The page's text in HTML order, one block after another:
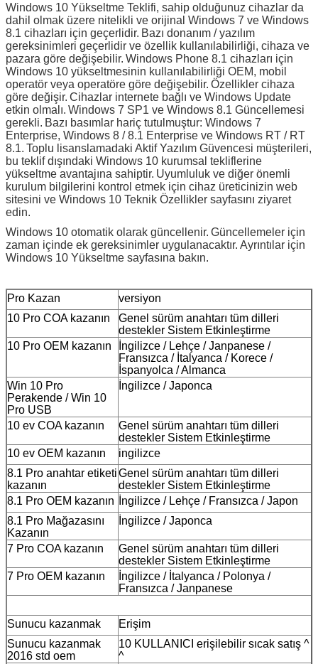
Windows 10 Yükseltme Teklifi, sahip olduğunuz cihazlar da
dahil olmak üzere nitelikli ve orijinal Windows 7 ve Windows
8.1 cihazları için geçerlidir. Bazı donanım / yazılım
gereksinimleri geçerlidir ve özellik kullanılabilirliği, cihaza ve
pazara göre değişebilir. Windows Phone 8.1 cihazları için
Windows 10 yükseltmesinin kullanılabilirliği OEM, mobil
operatör veya operatöre göre değişebilir. Özellikler cihaza
göre değişir. Cihazlar internete bağlı ve Windows Update
etkin olmalı. Windows 7 SP1 ve Windows 8.1 Güncellemesi
gerekli. Bazı basımlar hariç tutulmuştur: Windows 7
Enterprise, Windows 8 / 8.1 Enterprise ve Windows RT / RT
8.1. Toplu lisanslamadaki Aktif Yazılım Güvencesi müşterileri,
bu teklif dışındaki Windows 10 kurumsal tekliflerine
yükseltme avantajına sahiptir. Uyumluluk ve diğer önemli
kurulum bilgilerini kontrol etmek için cihaz üreticinizin web
sitesini ve Windows 10 Teknik Özellikler sayfasını ziyaret
edin.
Windows 10 otomatik olarak güncellenir. Güncellemeler için
zaman içinde ek gereksinimler uygulanacaktır. Ayrıntılar için
Windows 10 Yükseltme sayfasına bakın.
Pro Kazan
versiyon
10 Pro COA kazanın
Genel sürüm anahtarı tüm dilleri
destekler Sistem Etkinleştirme
10 Pro OEM kazanın
İngilizce / Lehçe / Janpanese /
Fransızca / İtalyanca / Korece /
İspanyolca / Almanca
Win 10 Pro
Perakende / Win 10
Pro USB
İngilizce / Japonca
10 ev COA kazanın
Genel sürüm anahtarı tüm dilleri
destekler Sistem Etkinleştirme
10 ev OEM kazanın
ingilizce
8.1 Pro anahtar etiketi
kazanın
Genel sürüm anahtarı tüm dilleri
destekler Sistem Etkinleştirme
8.1 Pro OEM kazanın
İngilizce / Lehçe / Fransızca / Japon
8.1 Pro Mağazasını
Kazanın
İngilizce / Japonca
7 Pro COA kazanın
Genel sürüm anahtarı tüm dilleri
destekler Sistem Etkinleştirme
7 Pro OEM kazanın
İngilizce / İtalyanca / Polonya /
Fransızca / Janpanese
Sunucu kazanmak
Erişim
Sunucu kazanmak
2016 std oem
10 KULLANICI erişilebilir sıcak satış ^
^